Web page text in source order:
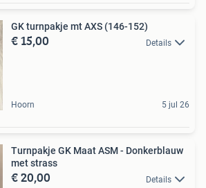
GK turnpakje mt AXS (146-152)
€ 15,00 Details
Hoorn 5 jul 26
Turnpakje GK Maat ASM - Donkerblauw
met strass
€ 20,00 Details